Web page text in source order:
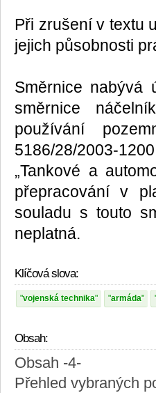
Při zrušení v textu
jejich působnosti
Směrnice nabývá
směrnice
používání
5186/28/2003-
„Tankové a
přepracování v
souladu s touto
neplatná.
Klíčová slova:
vojenská technika armáda
Obsah:
Obsah -4-
Přehled vybraných